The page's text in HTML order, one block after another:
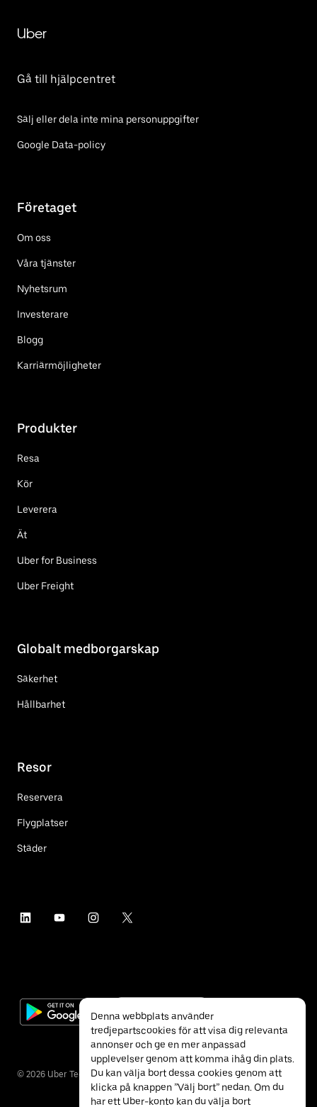
Uber
Gå till hjälpcentret
Sälj eller dela inte mina personuppgifter
Google Data-policy
Företaget
Om oss
Våra tjänster
Nyhetsrum
Investerare
Blogg
Karriärmöjligheter
Produkter
Resa
Kör
Leverera
Ät
Uber for Business
Uber Freight
Globalt medborgarskap
Säkerhet
Hållbarhet
Resor
Reservera
Flygplatser
Städer
© 2026 Uber Technologies Inc.
Denna webbplats använder
tredjepartscookies för att visa dig relevanta
annonser och ge en mer anpassad
upplevelser genom att komma ihåg din plats.
Du kan välja bort dessa cookies genom att
klicka på knappen ”Välj bort” nedan. Om du
har ett Uber-konto kan du välja bort